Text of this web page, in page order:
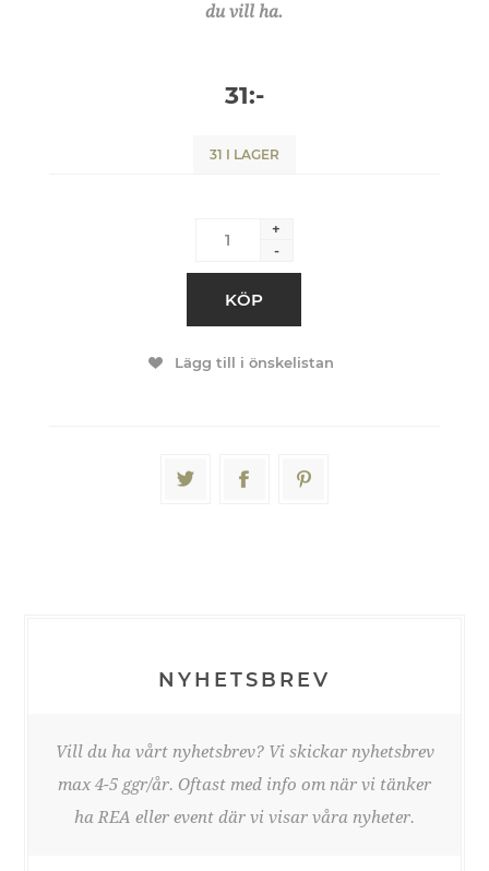
du vill ha.
31:-
31 I LAGER
+
-
KÖP
Lägg till i önskelistan
NYHETSBREV
Vill du ha vårt nyhetsbrev? Vi skickar nyhetsbrev
max 4-5 ggr/år. Oftast med info om när vi tänker
ha REA eller event där vi visar våra nyheter.